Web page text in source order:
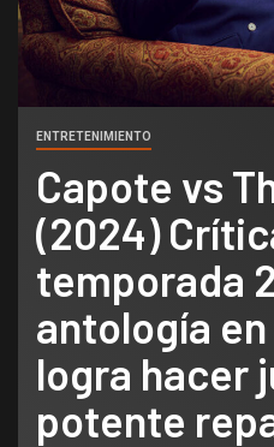
ENTRETENIMIENTO
Capote vs
(2024)
temporada
antología en
logra hacer
potente